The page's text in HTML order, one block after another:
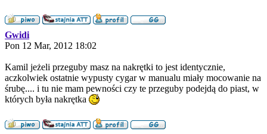
Gwidi
Pon 12 Mar, 2012 18:02
Kamil jeżeli przeguby masz na nakrętki to jest identycznie,
aczkolwiek ostatnie wypusty cygar w manualu miały mocowanie na
śrubę.... i tu nie mam pewności czy te przeguby podejdą do piast, w
których była nakrętka